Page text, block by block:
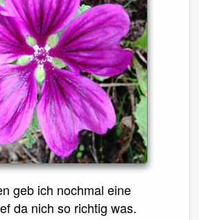
geb ich nochmal eine
da nich so richtig was.